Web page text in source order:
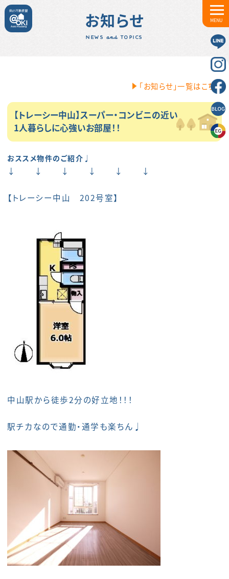
MENU
お知らせ
NEWS and TOPICS
「お知らせ」一覧はこちら
【トレーシー中山】スーパー・コンビニの近い
1人暮らしに心強いお部屋！！
おススメ物件のご紹介♩
↓ ↓ ↓ ↓ ↓ ↓
【トレーシー中山 202号室】
中山駅から徒歩2分の好立地！！！
駅チカなので通勤・通学も楽ちん♩